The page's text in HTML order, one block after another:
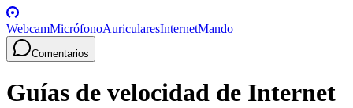
WebcamMicrófonoAuricularesInternetMando
Comentarios
Guías de velocidad de Internet